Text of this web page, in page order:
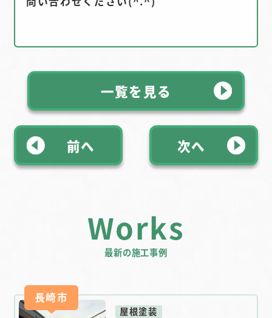
前へ
一覧を見る
次へ
Works
最新の施工事例
長崎市
屋根塗装